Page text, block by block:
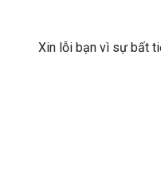
Xin lỗi bạn vì sự bất